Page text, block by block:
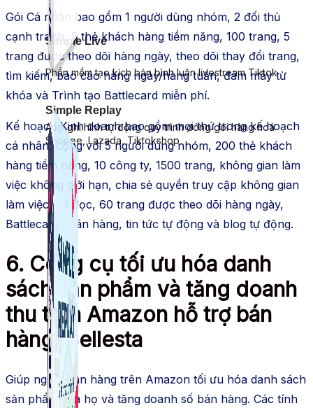
Simple Replay
App ghi hình tự động quy trình đóng gói hàng hoá
Shopee, Lazada, Tiktokshop
Simple Live
Phần mềm tạo kịch bản bình luận livestream Tiktok
Gói Cá nhân bao gồm 1 người dùng nhóm, 2 đối thủ
cạnh tranh, 5 thẻ khách hàng tiềm năng, 100 trang, 5
trang được theo dõi hàng ngày, theo dõi thay đổi trang,
tìm kiếm, báo cáo hàng ngày/hàng tuần, đám mây từ
khóa và Trình tạo Battlecard miễn phí.
Kế hoạch Kinh doanh bao gồm mọi thứ trong kế hoạch
cá nhân, cộng với 5 người dùng nhóm, 200 thẻ khách
hàng tiềm năng, 10 công ty, 1500 trang, không gian làm
việc không giới hạn, chia sẻ quyền truy cập không gian
làm việc chỉ đọc, 60 trang được theo dõi hàng ngày,
Battlecards bán hàng, tin tức tự động và blog tự động.
6. Công cụ tối ưu hóa danh
sách sản phẩm và tăng doanh
thu trên Amazon hỗ trợ bán
hàng, Sellesta
Giúp người bán hàng trên Amazon tối ưu hóa danh sách
sản phẩm của họ và tăng doanh số bán hàng. Các tính